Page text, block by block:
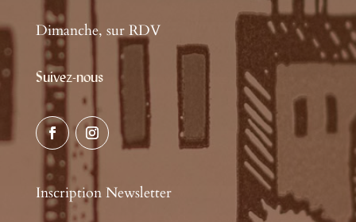
Dimanche, sur RDV
Suivez-nous
Inscription Newsletter